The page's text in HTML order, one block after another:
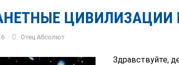
ЦИВИЛИЗАЦИИ
Отец Абсолют
Здравствуйте,